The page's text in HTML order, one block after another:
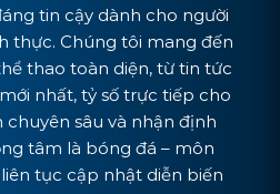
tin cậy dành cho người
thực. Chúng tôi mang đến
thao toàn diện, từ tin tức
nhất, tỷ số trực tiếp cho
sâu và nhận định
tâm là bóng đá – môn
tục cập nhật diễn biến